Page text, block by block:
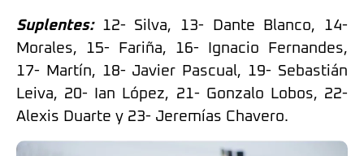
Suplentes:
12- Silva, 13- Dante Blanco, 14-
Morales, 15- Fariña, 16- Ignacio Fernandes,
17- Martín, 18- Javier Pascual, 19- Sebastián
Leiva, 20- Ian López, 21- Gonzalo Lobos, 22-
Alexis Duarte y 23- Jeremías Chavero.